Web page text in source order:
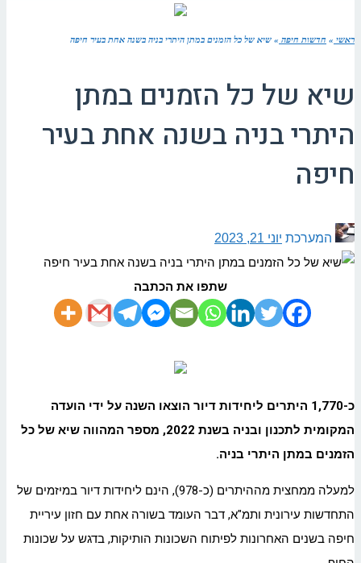
ראשי » חדשות חיפה » שיא של כל הזמנים במתן היתרי בניה בשנה אחת בעיר חיפה
שיא של כל הזמנים במתן
היתרי בניה בשנה אחת בעיר
חיפה
המערכת יוני 21, 2023
שתפו את הכתבה
כ-1,770 היתרים ליחידות דיור הוצאו השנה על ידי הועדה
המקומית לתכנון ובניה בשנת 2022, מספר המהווה שיא של כל
הזמנים במתן היתרי בניה.
למעלה ממחצית מההיתרים (כ-978), הינם ליחידות דיור במיזמים של
התחדשות עירונית ותמ"א, דבר העומד בשורה אחת עם חזון עיריית
חיפה בשנים האחרונות לפיתוח השכונות הותיקות, בדגש על שכונות